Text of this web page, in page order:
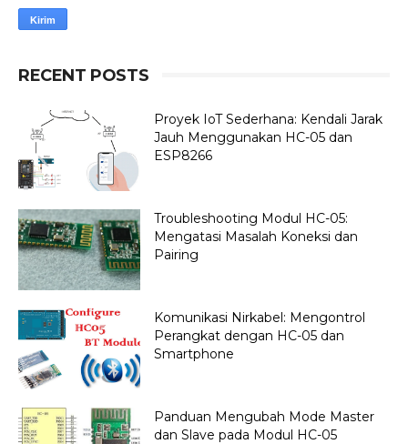
RECENT POSTS
Proyek IoT Sederhana: Kendali Jarak
Jauh Menggunakan HC-05 dan
ESP8266
Troubleshooting Modul HC-05:
Mengatasi Masalah Koneksi dan
Pairing
Komunikasi Nirkabel: Mengontrol
Perangkat dengan HC-05 dan
Smartphone
Panduan Mengubah Mode Master
dan Slave pada Modul HC-05